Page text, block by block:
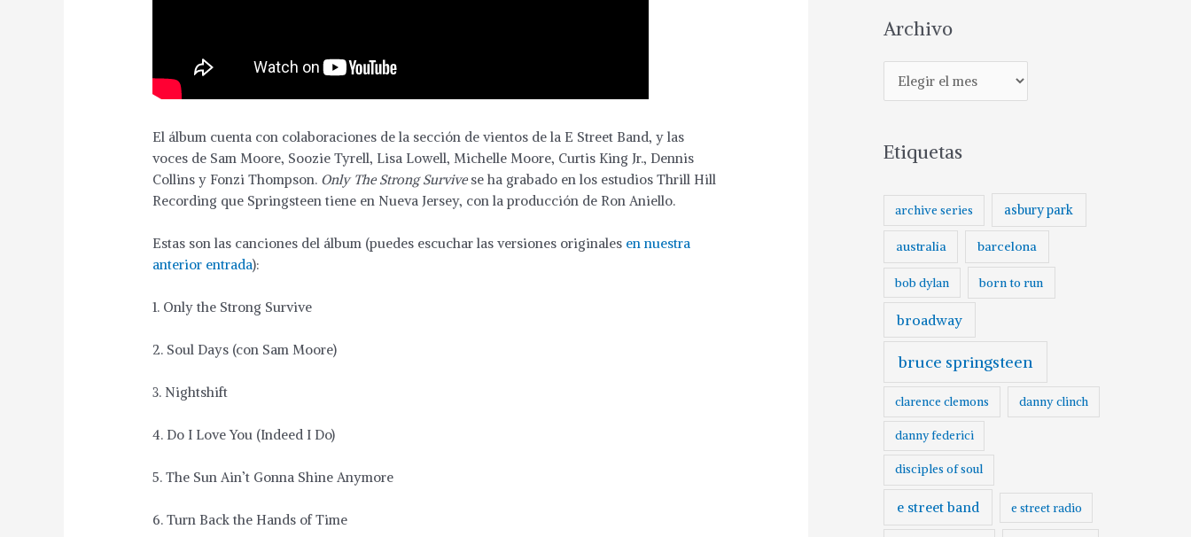
El álbum cuenta con colaboraciones de la sección de vientos de la E Street Band, y las
voces de Sam Moore, Soozie Tyrell, Lisa Lowell, Michelle Moore, Curtis King Jr., Dennis
Collins y Fonzi Thompson. Only The Strong Survivese ha grabado en los estudios Thrill Hill
Recording que Springsteen tiene en Nueva Jersey, con la producción de Ron Aniello.
Estas son las canciones del álbum (puedes escuchar las versiones originales en nuestra
anterior entrada):
1. Only the Strong Survive
2. Soul Days (con Sam Moore)
3. Nightshift
4. Do I Love You (Indeed I Do)
5. The Sun Ain’t Gonna Shine Anymore
6. Turn Back the Hands of Time
Archivo
Etiquetas
archive series asbury park
australia barcelona
bob dylan born to run
broadway
bruce springsteen
clarence clemons danny clinch
danny federici
disciples of soul
e street band e street radio